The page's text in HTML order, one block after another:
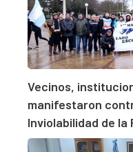
Vecinos,
manifestaron
Inviolabilidad de la